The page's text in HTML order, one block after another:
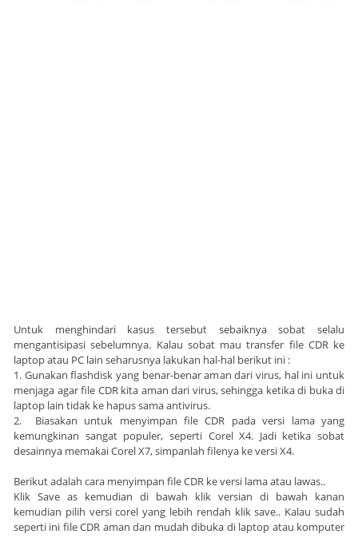
Untuk menghindari kasus tersebut sebaiknya sobat selalu
mengantisipasi sebelumnya. Kalau sobat mau transfer file CDR ke
laptop atau PC lain seharusnya lakukan hal-hal berikut ini :
1. Gunakan flashdisk yang benar-benar aman dari virus, hal ini untuk
menjaga agar file CDR kita aman dari virus, sehingga ketika di buka di
laptop lain tidak ke hapus sama antivirus.
2. Biasakan untuk menyimpan file CDR pada versi lama yang
kemungkinan sangat populer, seperti Corel X4. Jadi ketika sobat
desainnya memakai Corel X7, simpanlah filenya ke versi X4.
Berikut adalah cara menyimpan file CDR ke versi lama atau lawas..
Klik Save as kemudian di bawah klik versian di bawah kanan
kemudian pilih versi corel yang lebih rendah klik save.. Kalau sudah
seperti ini file CDR aman dan mudah dibuka di laptop atau komputer